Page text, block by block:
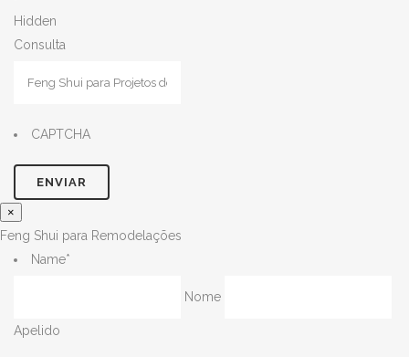
Hidden
Consulta
CAPTCHA
×
Feng Shui para Remodelações
Name*
Nome
Apelido